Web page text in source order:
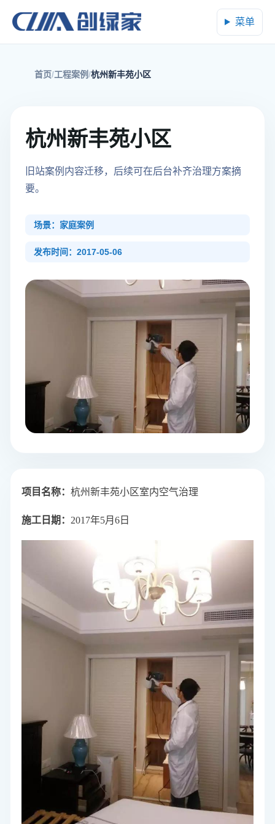
菜单
首页 工程案例 杭州新丰苑小区
杭州新丰苑小区
旧站案例内容迁移，后续可在后台补齐治理方案摘
要。
场景：家庭案例
发布时间：2017-05-06
项目名称： 杭州新丰苑小区室内空气治理
施工日期： 2017年5月6日